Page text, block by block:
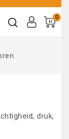
0
druk,